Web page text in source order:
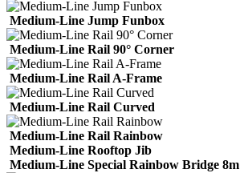
Medium-Line Jump Funbox
Medium-Line Rail 90° Corner
Medium-Line Rail A-Frame
Medium-Line Rail Curved
Medium-Line Rail Rainbow
Medium-Line Rooftop Jib
Medium-Line Special Rainbow Bridge 8m